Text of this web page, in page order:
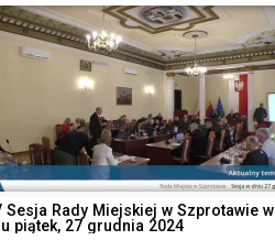
Sesja Rady Miejskiej w Szprotawie w
piątek, 27 grudnia 2024